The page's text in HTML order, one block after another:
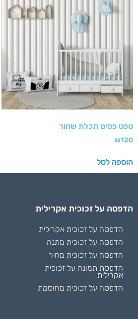
טפט פסים תכלת שחור
₪120
הוספה לסל
הדפסה על זכוכית אקרילית
הדפסה על זכוכית אקרילית
הדפסה על זכוכית מתנה
הדפסה על זכוכית מחיר
הדפסת תמונה על זכוכית
אקרילית
הדפסה על זכוכית מחוסמת